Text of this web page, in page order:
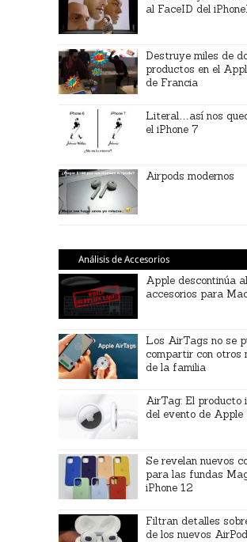
al FaceID del
Destruye miles de
productos en el
de Francia
Literal…así nos
el iPhone 7
Airpods modernos
Análisis de Accesorios
Apple descontinúa
accesorios para
Los AirTags no se
compartir con otros
de la familia
AirTag: El producto
del evento de Apple
Se revelan nuevos
para las fundas
iPhone 12
Filtran detalles
de los nuevos